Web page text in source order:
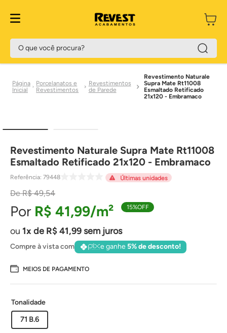
O que você procura?
Porcelanatos e
Revestimentos
Revestimentos
de Parede
Revestimento Naturale
Supra Mate Rt11008
Esmaltado Retificado
21x120 - Embramaco
Revestimento Naturale Supra Mate Rt11008
Esmaltado Retificado 21x120 - Embramaco
Referência: 79448 Últimas unidades
R$ 49,54
R$ 41,99 15%OFF
1 de R$41,99sem juros
Compre à vista com e ganhe5% de desconto!
MEIOS DE PAGAMENTO
Tonalidade
71 B.6